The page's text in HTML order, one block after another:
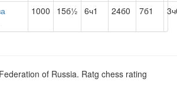
1000 15б½ 6ч1 24б0 7б1
of Russia. Ratg chess rating